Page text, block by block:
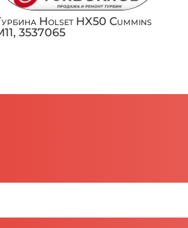
Holset HX50 Cummins
3537065